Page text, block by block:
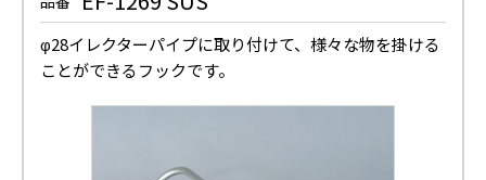
φ28イレクターパイプに取り付けて、様々な物を掛ける
ことができるフックです。